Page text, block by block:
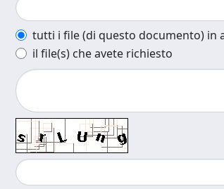
tutti i file (di questo documento) in
il file(s) che avete richiesto